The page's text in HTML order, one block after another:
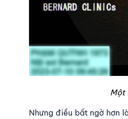
Một
Nhưng điều bất ngờ hơn